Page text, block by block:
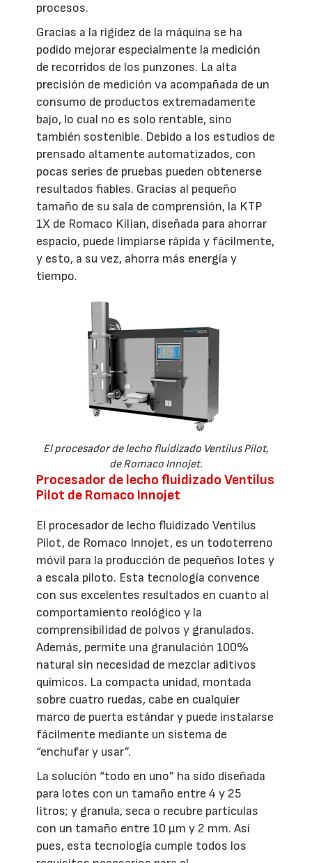
procesos.
Gracias a la rigidez de la máquina se ha
podido mejorar especialmente la medición
de recorridos de los punzones. La alta
precisión de medición va acompañada de un
consumo de productos extremadamente
bajo, lo cual no es solo rentable, sino
también sostenible. Debido a los estudios de
prensado altamente automatizados, con
pocas series de pruebas pueden obtenerse
resultados fiables. Gracias al pequeño
tamaño de su sala de comprensión, la KTP
1X de Romaco Kilian, diseñada para ahorrar
espacio, puede limpiarse rápida y fácilmente,
y esto, a su vez, ahorra más energía y
tiempo.
El procesador de lecho fluidizado Ventilus Pilot,
de Romaco Innojet.
Procesador de lecho fluidizado Ventilus
Pilot de Romaco Innojet
El procesador de lecho fluidizado Ventilus
Pilot, de Romaco Innojet, es un todoterreno
móvil para la producción de pequeños lotes y
a escala piloto. Esta tecnología convence
con sus excelentes resultados en cuanto al
comportamiento reológico y la
comprensibilidad de polvos y granulados.
Además, permite una granulación 100%
natural sin necesidad de mezclar aditivos
químicos. La compacta unidad, montada
sobre cuatro ruedas, cabe en cualquier
marco de puerta estándar y puede instalarse
fácilmente mediante un sistema de
“enchufar y usar”.
La solución “todo en uno” ha sido diseñada
para lotes con un tamaño entre 4 y 25
litros; y granula, seca o recubre partículas
con un tamaño entre 10 μm y 2 mm. Así
pues, esta tecnología cumple todos los